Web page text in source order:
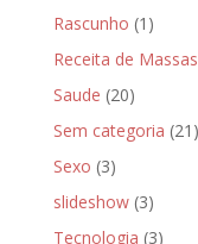
Rascunho (1)
Receita de Massas
Saude (20)
Sem categoria (21)
Sexo (3)
slideshow(3)
Tecnologia (3)